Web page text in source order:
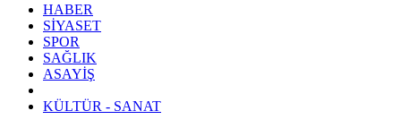
HABER
SİYASET
SPOR
SAĞLIK
ASAYİŞ
KÜLTÜR - SANAT